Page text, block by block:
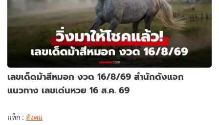
เลขเด็ดม้าสีหมอก งวด 16/8/69 สำนักดังแจก
แนวทาง เลขเด่นหวย 16 ส.ค. 69
แท็ก : สังคม